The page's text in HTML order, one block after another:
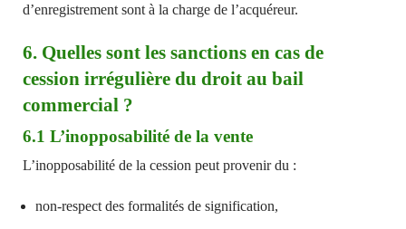
d’enregistrement sont à la charge de l’acquéreur.
6. Quelles sont les sanctions en cas de
cession irrégulière du droit au bail
commercial ?
6.1 L’inopposabilité de la vente
L’inopposabilité de la cession peut provenir du :
non-respect des formalités de signification,